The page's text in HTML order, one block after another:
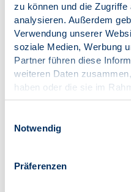
zu können und die
analysieren. Außerdem
Verwendung unserer
soziale Medien, Werbung
Partner führen diese
weiteren Daten
haben oder die sie im
gesammelt haben.
Notwendig
Präferenzen
Zur Übersicht
Datum
Dienstag, 02.07.2024
Uhrzeit
Beginn: 18:30
psychologe@rielaender.de